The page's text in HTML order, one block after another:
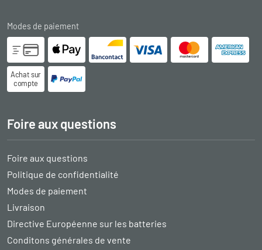
Modes de paiement
Achat sur
compte
Foire aux questions
Foire aux questions
Politique de confidentialité
Modes de paiement
Livraison
Directive Européenne sur les batteries
Conditons générales de vente